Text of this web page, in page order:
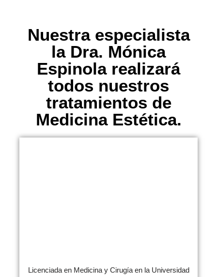
Nuestra especialista
la Dra. Mónica
Espinola realizará
todos nuestros
tratamientos de
Medicina Estética.
Licenciada en Medicina y Cirugía en la Universidad